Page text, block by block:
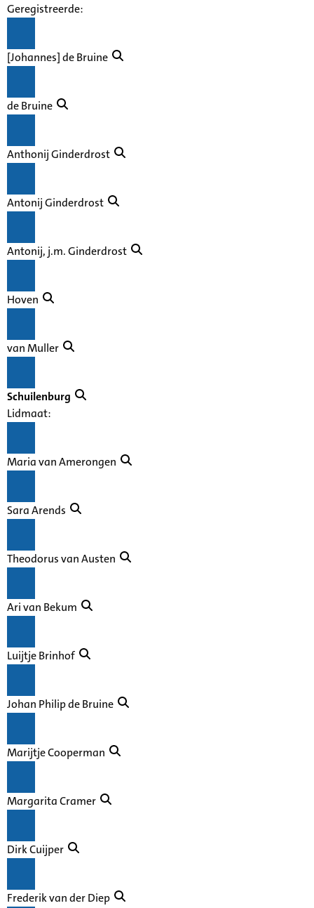
Geregistreerde:
[Johannes] de Bruine
de Bruine
Anthonij Ginderdrost
Antonij Ginderdrost
Antonij, j.m. Ginderdrost
Hoven
van Muller
Schuilenburg
Lidmaat:
Maria van Amerongen
Sara Arends
Theodorus van Austen
Ari van Bekum
Luijtje Brinhof
Johan Philip de Bruine
Marijtje Cooperman
Margarita Cramer
Dirk Cuijper
Frederik van der Diep